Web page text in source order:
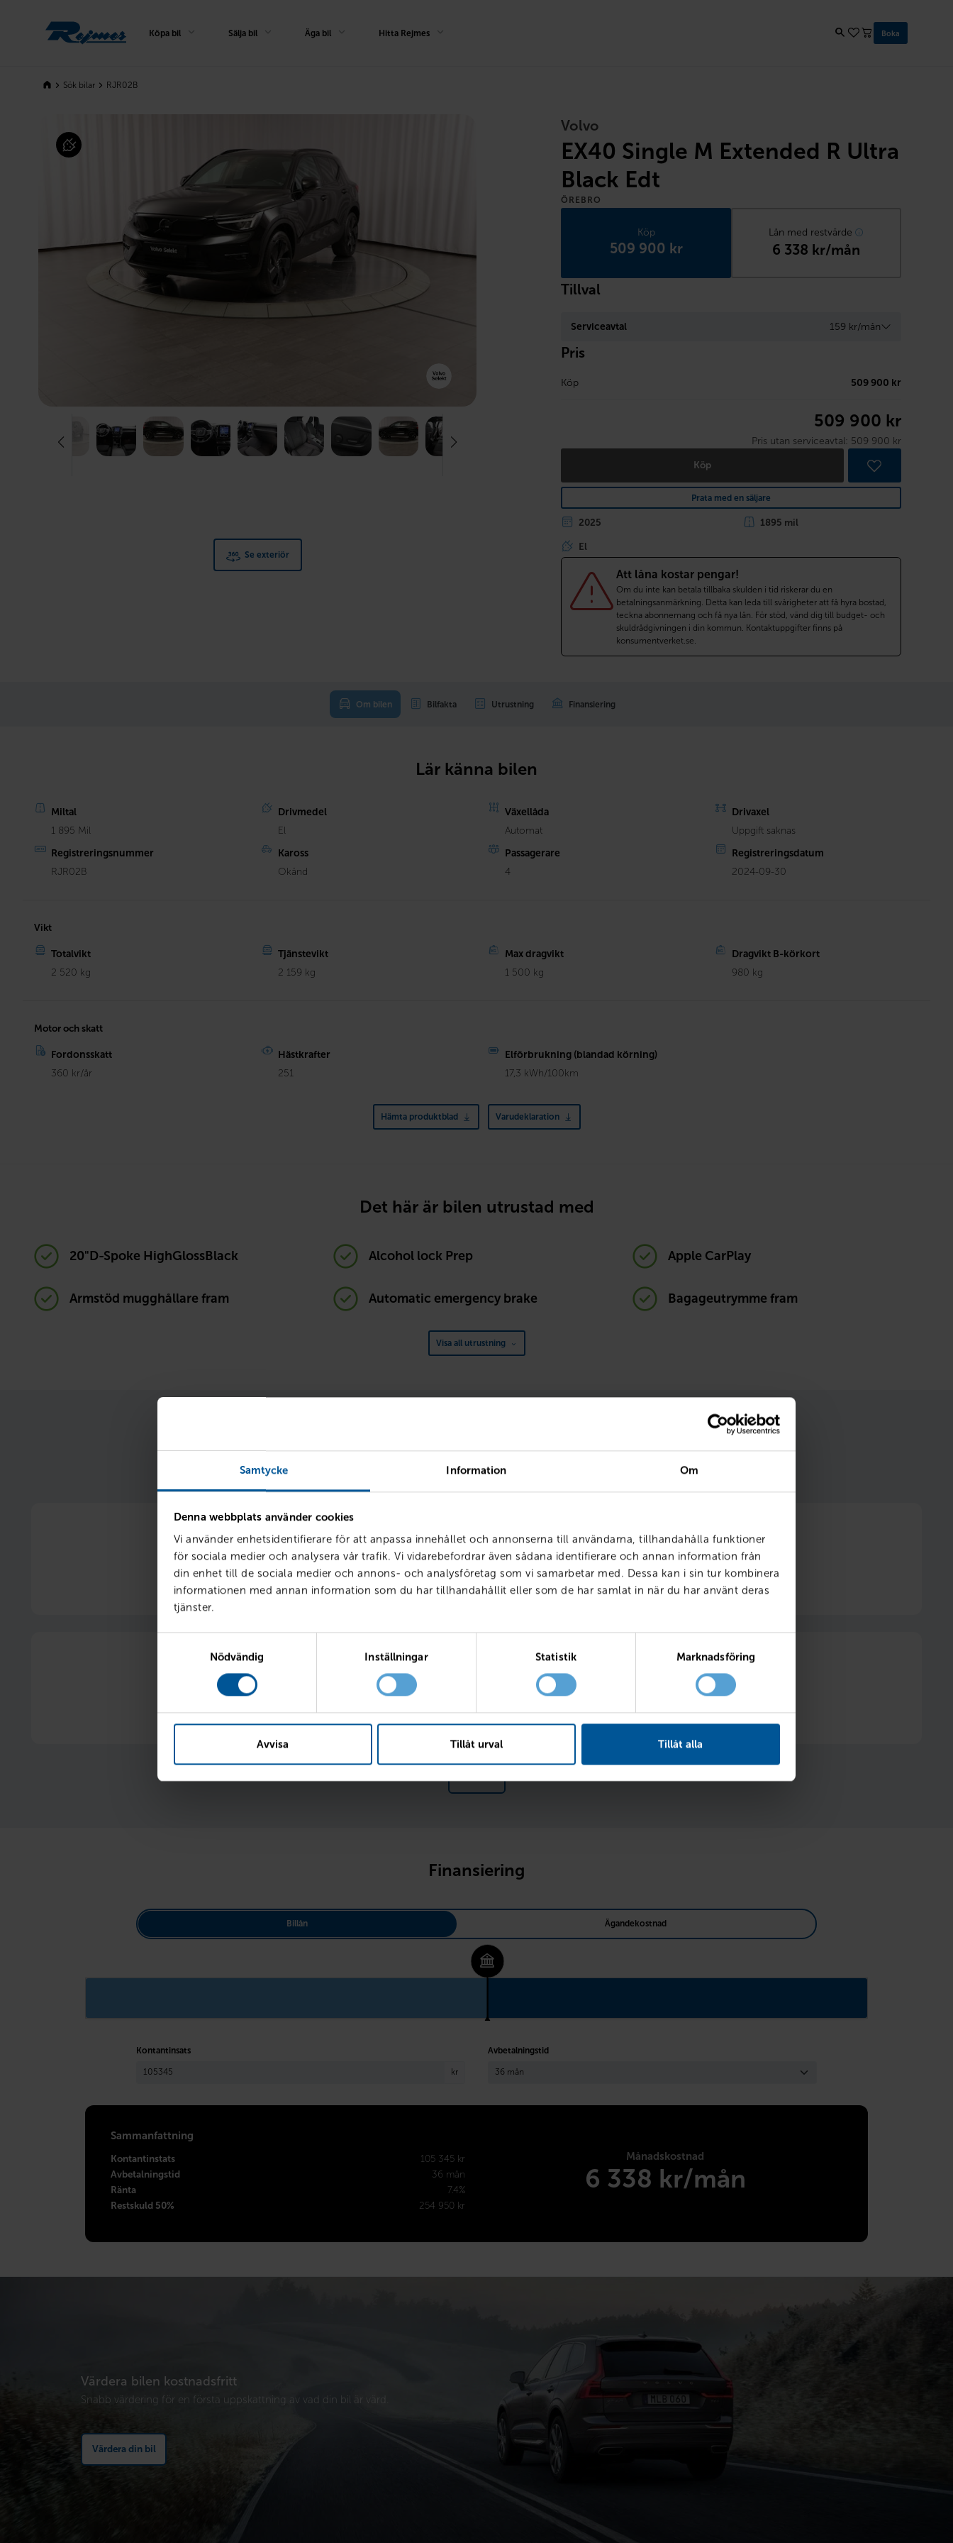
Samtycke Information Om
Denna webbplats använder cookies
Vi använder enhetsidentifierare för att anpassa innehållet och annonserna till användarna, tillhandahålla funktioner
för sociala medier och analysera vår trafik. Vi vidarebefordrar även sådana identifierare och annan information från
din enhet till de sociala medier och annons- och analysföretag som vi samarbetar med. Dessa kan i sin tur kombinera
informationen med annan information som du har tillhandahållit eller som de har samlat in när du har använt deras
tjänster.
Nödvändig
Inställningar Statistik Marknadsföring
Avvisa Tillåt urval Tillåt alla
Köpa bil Sälja bil Äga bil Hitta Rejmes Boka
Sök bilar RJR02B
Se exteriör
Volvo
EX40 Single M Extended R Ultra
Black Edt
ÖREBRO
Köp
509 900 kr
Lån med restvärde
6 338 kr/mån
Tillval
Serviceavtal 159 kr/mån
Pris
Köp 509 900 kr
509 900 kr
Pris utan serviceavtal: 509 900 kr
Köp
Prata med en säljare
2025
1895 mil
El
Att låna kostar pengar!
Om du inte kan betala tillbaka skulden i tid riskerar du en
betalningsanmärkning. Detta kan leda till svårigheter att få hyra bostad,
teckna abonnemang och få nya lån. För stöd, vänd dig till budget- och
skuldrådgivningen i din kommun. Kontaktuppgifter finns på
konsumentverket.se.
Om bilen Bilfakta Utrustning Finansiering
Lär känna bilen
Miltal
1 895 Mil
Drivmedel
El
Växellåda
Automat
Drivaxel
Uppgift saknas
Registreringsnummer
RJR02B
Kaross
Okänd
Passagerare
4
Registreringsdatum
2024-09-30
Vikt
Totalvikt
2 520 kg
Tjänstevikt
2 159 kg
Max dragvikt
1 500 kg
Dragvikt B-körkort
980 kg
Motor och skatt
Fordonsskatt
360 kr/år
Hästkrafter
251
Elförbrukning (blandad körning)
17,3 kWh/100km
Hämta produktblad Varudeklaration
Det här är bilen utrustad med
20"D-Spoke HighGlossBlack Alcohol lock Prep Apple CarPlay
Armstöd mugghållare fram Automatic emergency brake Bagageutrymme fram
Visa all utrustning
När du samlar finansiering, försäkring och service hos oss får du smarta förmåner som gör ditt bilägande
enklare – och billigare. Vi kallar det att vara
Ränterabatt 1 %
1 procentenhets rabatt på vår ordinarie ränta
6 månader fri försäkring
Nya eller begagnade Hjulskifte ingår
Finansiering
Billån Ägandekostnad
Kontantinsats
kr
Avbetalningstid
Sammanfattning
Kontantinstats
105 345 kr
Avbetalningstid
36 mån
Ränta
7.4%
Restskuld 50%
254 950 kr
Månadskostnad
6 338 kr/mån
Värdera bilen kostnadsfritt
Snabb värdering för en första uppskattning av vad din bil är värd.
Värdera din bil